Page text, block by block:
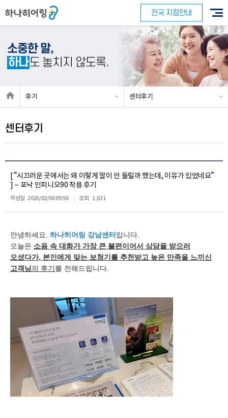
전국 지점안내
소중한 말,
하나도 놓치지 않도록.
후기 센터후기
센터후기
[ “시끄러운 곳에서는 왜 이렇게 말이 안 들릴까 했는데, 이유가 있었네요”
] – 포낙 인피니오90 착용 후기
작성일 2026/02/06 09:56 조회 1,631
안녕하세요. 하나히어링 강남센터 입니다.
오늘은 소음 속 대화가 가장 큰 불편이어서 상담을 받으러
오셨다가, 본인에게 맞는 보청기를 추천받고 높은 만족을 느끼신
고객님의 후기를 전해드립니다.